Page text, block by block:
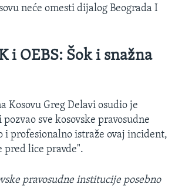
neće omesti dijalog Beograda I
i OEBS: Šok i snažna
Kosovu Greg Delavi osudio je
sve kosovske pravosudne
i profesionalno istraže ovaj incident,
pred lice pravde".
pravosudne institucije posebno